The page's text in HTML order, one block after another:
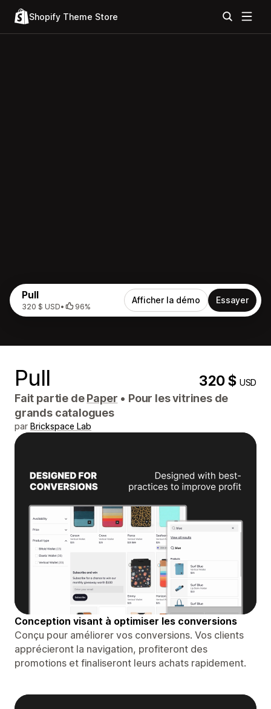
Shopify Theme Store
Pull
320 $ USD• 96%
Afficher la démo Essayer
Pull 320 $USD
Fait partie dePaper • Pour les vitrines de
grands catalogues
par Brickspace Lab
Conception visant à optimiser les conversions
Conçu pour améliorer vos conversions. Vos clients
apprécieront la navigation, profiteront des
promotions et finaliseront leurs achats rapidement.